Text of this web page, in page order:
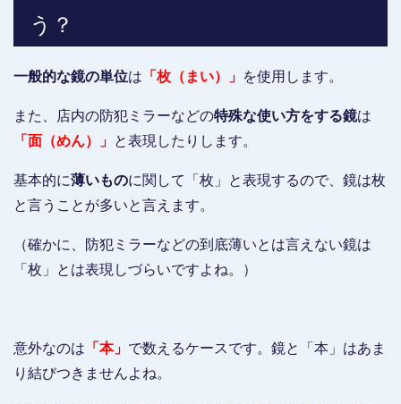
う？
一般的な鏡の単位は 「枚（まい）」 を使用します。
また、店内の防犯ミラーなどの特殊な使い方をする鏡は
「面（めん）」 と表現したりします。
基本的に薄いものに関して「枚」と表現するので、鏡は枚
と言うことが多いと言えます。
（確かに、防犯ミラーなどの到底薄いとは言えない鏡は
「枚」とは表現しづらいですよね。）
意外なのは 「本」 で数えるケースです。鏡と「本」はあま
り結びつきませんよね。